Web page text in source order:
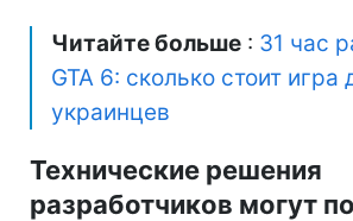
Читайте больше : 31 час
GTA 6: сколько стоит игра
украинцев
Технические решения
разработчиков могут